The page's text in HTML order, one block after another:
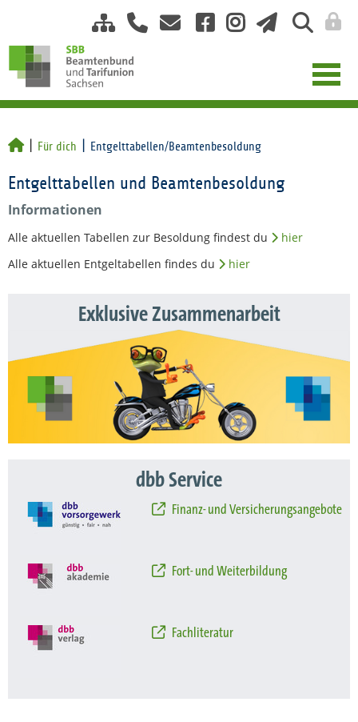
Für dich Entgelttabellen/Beamtenbesoldung
Entgelttabellen und Beamtenbesoldung
Informationen
Alle aktuellen Tabellen zur Besoldung findest du
hier
Alle aktuellen Entgeltabellen findes du
hier
Exklusive Zusammenarbeit
dbb Service
Finanz- und Versicherungsangebote
Fort- und Weiterbildung
Fachliteratur